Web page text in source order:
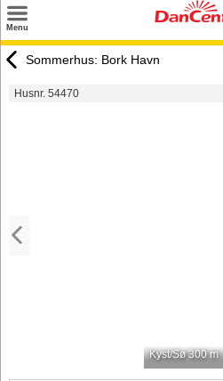
Menu
Tilbud
Sommerhus: Bork Havn
Husnr. 54470
Kyst/Sø 300 m